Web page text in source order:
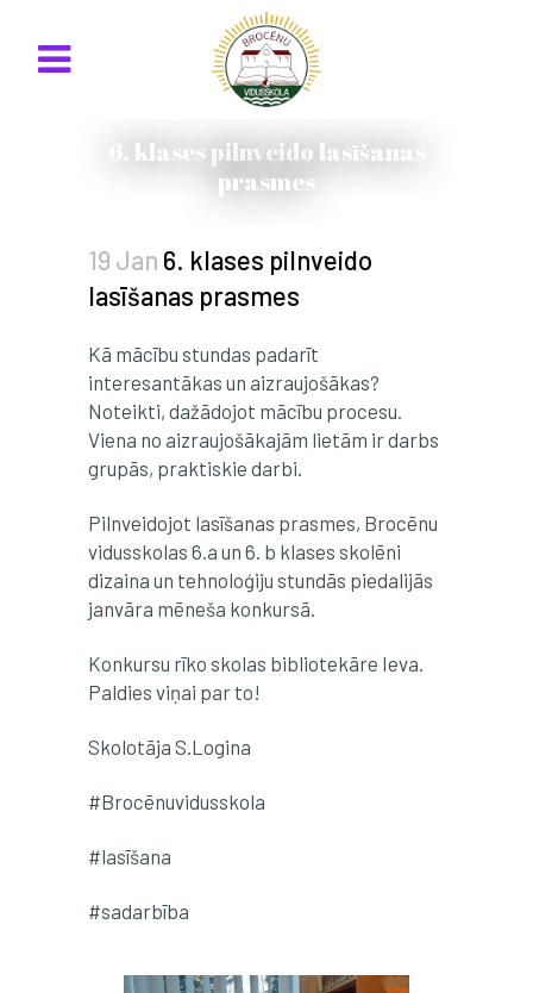
6. klases pilnveido lasīšanas
prasmes
19 Jan 6. klases pilnveido
lasīšanas prasmes
Kā mācību stundas padarīt
interesantākas un aizraujošākas?
Noteikti, dažādojot mācību procesu.
Viena no aizraujošākajām lietām ir darbs
grupās, praktiskie darbi.
Pilnveidojot lasīšanas prasmes, Brocēnu
vidusskolas 6.a un 6. b klases skolēni
dizaina un tehnoloģiju stundās piedalijās
janvāra mēneša konkursā.
Konkursu rīko skolas bibliotekāre Ieva.
Paldies viņai par to!
Skolotāja S.Logina
#Brocēnuvidusskola
#lasīšana
#sadarbība